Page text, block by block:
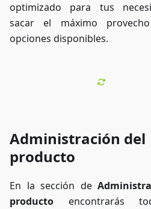
optimizado para tus
sacar el máximo
opciones disponibles.
Administración del
producto
En la sección de
producto encontrarás